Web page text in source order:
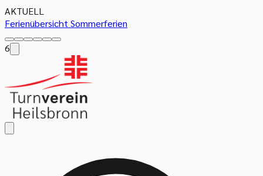
AKTUELL
Ferienübersicht Sommerferien
6